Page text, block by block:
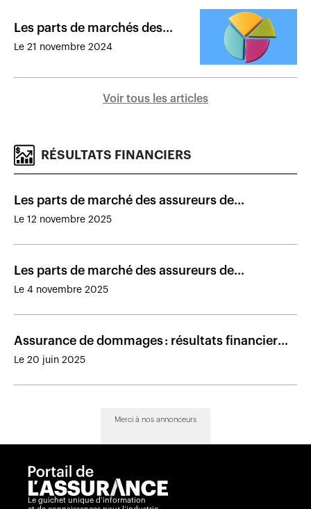
Les parts de marchés des
assureurs de personnes au
Le 21 novembre 2024
Voir tous les articles
RÉSULTATS FINANCIERS
Les parts de marché des assureurs de
personnes au Canada en 2024
Le 12 novembre 2025
Les parts de marché des assureurs de
dommages au Canada en 2024
Le 4 novembre 2025
Assurance de dommages : résultats financiers
des assureurs au Canada en 2024
Le 20 juin 2025
Merci à nos annonceurs
Le guichet unique d’information